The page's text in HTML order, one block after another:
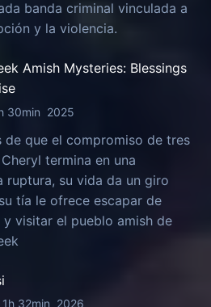
banda criminal vinculada a
y la violencia.
Amish Mysteries: Blessings
30min 2025
de que el compromiso de tres
termina en una
ruptura, su vida da un giro
tía le ofrece escapar de
y visitar el pueblo amish de
1h 32min 2026